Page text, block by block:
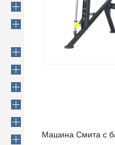
Машина Смита с